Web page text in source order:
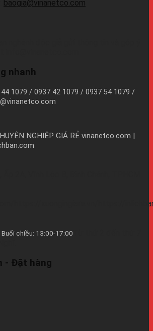
baogia@vinanetco.com
nhanh
1079 / 0937 42 1079 / 0937 54 1079 /
NGHIỆP GIÁ RẺ vinanetco.com |
https://xuongingiare.vn/https://
chiều: 13:00-17:00
- Đặt hàng